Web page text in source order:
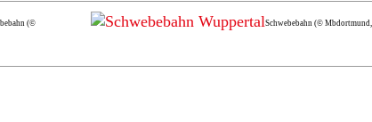
(© Schwebebahn (©